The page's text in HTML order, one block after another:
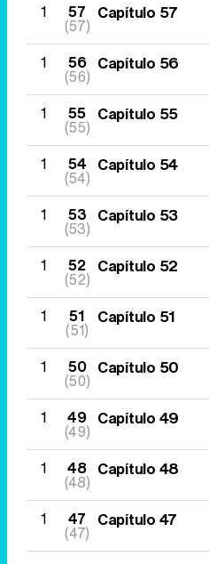
1 57
(57)
Capítulo 57
1 56
(56)
Capítulo 56
1 55
(55)
Capítulo 55
1 54
(54)
Capítulo 54
1 53
(53)
Capítulo 53
1 52
(52)
Capítulo 52
1 51
(51)
Capítulo 51
1 50
(50)
Capítulo 50
1 49
(49)
Capítulo 49
1 48
(48)
Capítulo 48
1 47
(47)
Capítulo 47